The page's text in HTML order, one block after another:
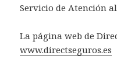
Servicio de Atención al
La página web de
www.directseguros.es